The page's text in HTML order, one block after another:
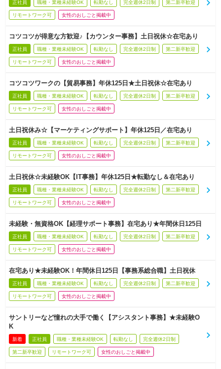
正社員 職種・業種未経験OK 転勤なし 完全週休2日制 第二新卒歓迎
リモートワーク可 女性のおしごと掲載中
コツコツが得意な方歓迎♪【カウンター事務】土日祝休☆在宅あり
正社員 職種・業種未経験OK 転勤なし 完全週休2日制 第二新卒歓迎
リモートワーク可 女性のおしごと掲載中
コツコツワークの【貿易事務】年休125日★土日祝休☆在宅あり
正社員 職種・業種未経験OK 転勤なし 完全週休2日制 第二新卒歓迎
リモートワーク可 女性のおしごと掲載中
土日祝休み☆【マーケティングサポート】年休125日／在宅あり
正社員 職種・業種未経験OK 転勤なし 完全週休2日制 第二新卒歓迎
リモートワーク可 女性のおしごと掲載中
土日祝休☆未経験OK【IT事務】年休125日★転勤なし＆在宅あり
正社員 職種・業種未経験OK 転勤なし 完全週休2日制 第二新卒歓迎
リモートワーク可 女性のおしごと掲載中
未経験・無資格OK【経理サポート事務】在宅あり★年間休日125日
正社員 職種・業種未経験OK 転勤なし 完全週休2日制 第二新卒歓迎
リモートワーク可 女性のおしごと掲載中
在宅あり★未経験OK！年間休日125日【事務系総合職】土日祝休
正社員 職種・業種未経験OK 転勤なし 完全週休2日制 第二新卒歓迎
リモートワーク可 女性のおしごと掲載中
サントリーなど憧れの大手で働く【アシスタント事務】★未経験O
K
新着 正社員 職種・業種未経験OK 転勤なし 完全週休2日制
第二新卒歓迎 リモートワーク可 女性のおしごと掲載中